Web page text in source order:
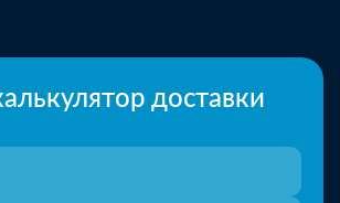
доставки